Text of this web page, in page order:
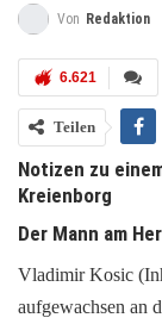
Von Redaktion
6.621
Teilen
Notizen zu
Kreienborg
Der Mann am
Vladimir Kosic
aufgewachsen an